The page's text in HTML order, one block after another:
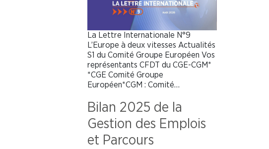
La Lettre Internationale N°9
L’Europe à deux vitesses Actualités
S1 du Comité Groupe Européen Vos
représentants CFDT du CGE-CGM*
*CGE Comité Groupe
Européen*CGM : Comité…
Bilan 2025 de la
Gestion des Emplois
et Parcours